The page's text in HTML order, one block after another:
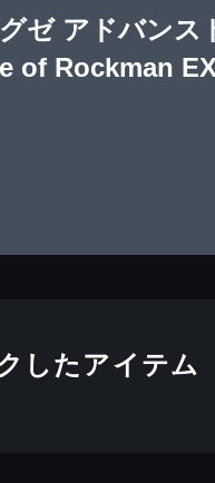
ゼ アドバン
of Rockman
したアイテム